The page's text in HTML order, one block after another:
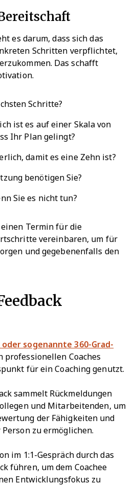
es darum, dass sich das
Schritten verpflichtet,
Das schafft
Schritte?
ist es auf einer Skala von
Ihr Plan gelingt?
damit es eine Zehn ist?
benötigen Sie?
Sie es nicht tun?
einen Termin für die
vereinbaren, um für
und gegebenenfalls den
oder sogenannte 360-Grad-
professionellen Coaches
für ein Coaching genutzt.
sammelt Rückmeldungen
und Mitarbeitenden, um
der Fähigkeiten und
zu ermöglichen.
im 1:1-Gespräch durch das
führen, um dem Coachee
Entwicklungsfokus zu